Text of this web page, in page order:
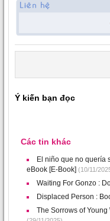
Ý kiến bạn đọc
Các tin khác
El niño que no quería
eBook [E-Book] (10/11/
Waiting For Gonzo :
Displaced Person :
The Sorrows of